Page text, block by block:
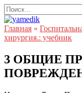
Перейти
к
содержанию
Search
for:
Главная »
хирургия.: учебник
3 ОБЩИЕ